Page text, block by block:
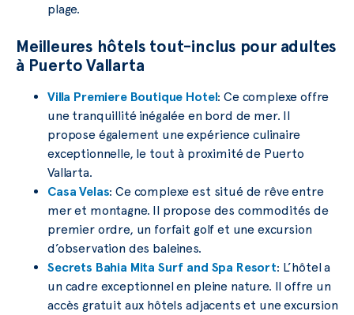
plage.
Meilleures hôtels tout-inclus pour adultes
à Puerto Vallarta
Villa Premiere Boutique Hotel: Ce complexe offre
une tranquillité inégalée en bord de mer. Il
propose également une expérience culinaire
exceptionnelle, le tout à proximité de Puerto
Vallarta.
Casa Velas: Ce complexe est situé de rêve entre
mer et montagne. Il propose des commodités de
premier ordre, un forfait golf et une excursion
d’observation des baleines.
Secrets Bahia Mita Surf and Spa Resort: L’hôtel a
un cadre exceptionnel en pleine nature. Il offre un
accès gratuit aux hôtels adjacents et une excursion